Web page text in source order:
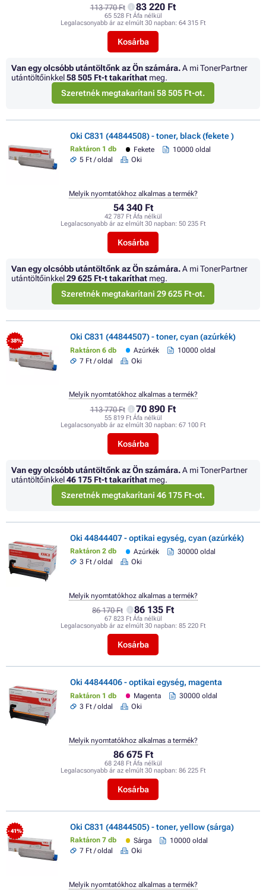
113 770 Ft 83 220 Ft
65 528 Ft Áfa nélkül
Legalacsonyabb ár az elmúlt 30 napban: 64 315 Ft
Kosárba
Van egy olcsóbb utántöltőnk az Ön számára.A mi TonerPartner
utántöltőinkkel58 505 Ft-t takaríthat meg.
Szeretnék megtakarítani 58 505 Ft-ot.
Oki C831 (44844508) - toner, black (fekete )
Raktáron 1 db Fekete
10000 oldal
5 Ft / oldal
Oki
54 340 Ft
42 787 Ft Áfa nélkül
Legalacsonyabb ár az elmúlt 30 napban: 50 235 Ft
Kosárba
Melyik nyomtatókhoz alkalmas a termék?
Van egy olcsóbb utántöltőnk az Ön számára.A mi TonerPartner
utántöltőinkkel29 625 Ft-t takaríthat meg.
Szeretnék megtakarítani 29 625 Ft-ot.
- 38% Oki C831 (44844507) - toner, cyan (azúrkék)
Raktáron 6 db Azúrkék
10000 oldal
7 Ft / oldal
Oki
113 770 Ft 70 890 Ft
55 819 Ft Áfa nélkül
Legalacsonyabb ár az elmúlt 30 napban: 67 100 Ft
Kosárba
Melyik nyomtatókhoz alkalmas a termék?
Van egy olcsóbb utántöltőnk az Ön számára.A mi TonerPartner
utántöltőinkkel46 175 Ft-t takaríthat meg.
Szeretnék megtakarítani 46 175 Ft-ot.
Oki 44844407 - optikai egység, cyan (azúrkék)
Raktáron 2 db Azúrkék
30000 oldal
3 Ft / oldal
Oki
86 170 Ft 86 135 Ft
67 823 Ft Áfa nélkül
Legalacsonyabb ár az elmúlt 30 napban: 85 220 Ft
Kosárba
Melyik nyomtatókhoz alkalmas a termék?
Oki 44844406 - optikai egység, magenta
Raktáron 1 db Magenta
30000 oldal
3 Ft / oldal
Oki
86 675 Ft
68 248 Ft Áfa nélkül
Legalacsonyabb ár az elmúlt 30 napban: 86 225 Ft
Kosárba
Melyik nyomtatókhoz alkalmas a termék?
- 41% Oki C831 (44844505) - toner, yellow (sárga)
Raktáron 7 db Sárga
10000 oldal
7 Ft / oldal
Oki
Melyik nyomtatókhoz alkalmas a termék?